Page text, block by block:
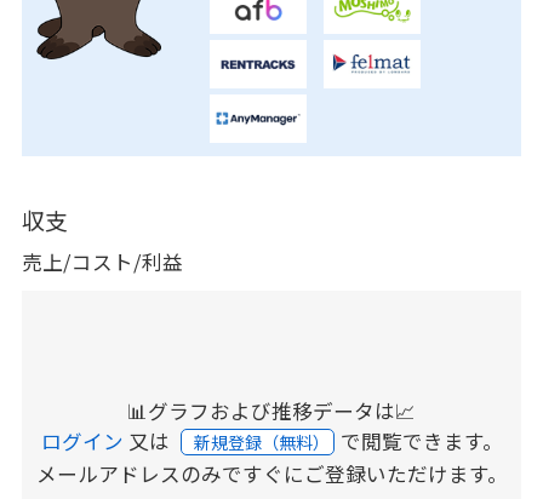
収支
売上/コスト/利益
📊グラフおよび推移データは📈
ログイン 又は 新規登録（無料） で閲覧できます。
メールアドレスのみですぐにご登録いただけます。